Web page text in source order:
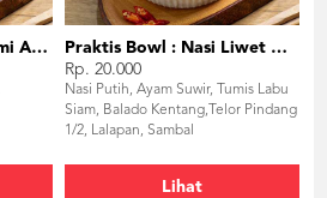
Praktis Bowl : Nasi Cumi Asin
Praktis Bowl : Nasi Liwet Ayam Suwir
Rp. 20.000
Nasi Putih, Ayam Suwir, Tumis Labu
Siam, Balado Kentang,Telor Pindang
1/2, Lalapan, Sambal
Lihat